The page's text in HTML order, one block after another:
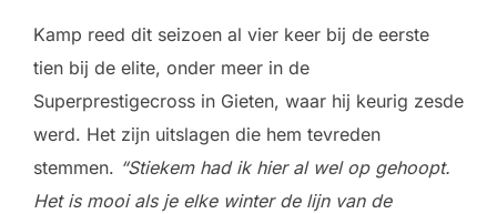
Kamp reed dit seizoen al vier keer bij de eerste
tien bij de elite, onder meer in de
Superprestigecross in Gieten, waar hij keurig zesde
werd. Het zijn uitslagen die hem tevreden
stemmen. “Stiekem had ik hier al wel op gehoopt.
Het is mooi als je elke winter de lijn van de